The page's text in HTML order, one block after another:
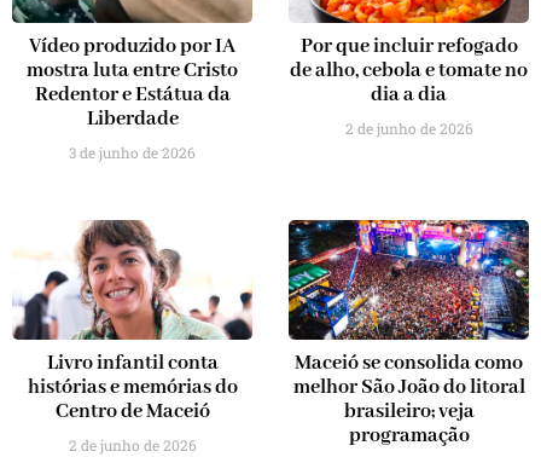
Vídeo produzido por IA
mostra luta entre Cristo
Redentor e Estátua da
Liberdade
3 de junho de 2026
Por que incluir refogado
de alho, cebola e tomate no
dia a dia
2 de junho de 2026
Livro infantil conta
histórias e memórias do
Centro de Maceió
2 de junho de 2026
Maceió se consolida como
melhor São João do litoral
brasileiro; veja
programação